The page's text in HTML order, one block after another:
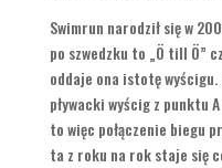
Swimrun narodził się w
po szwedzku to „Ö till Ö”
oddaje ona istotę
pływacki wyścig z punktu
to więc połączenie biegu
ta z roku na rok staje się